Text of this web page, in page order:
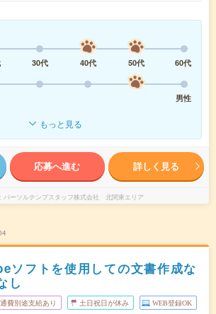
30代 40代 50代
60代
男性
もっと見る
応募へ進む 詳しく見る
パーソルテンプスタッフ株式会社 北関東エリア
ソフトを使用しての文書作成な
し
費別途支給あり 土日祝日が休み WEB登録OK